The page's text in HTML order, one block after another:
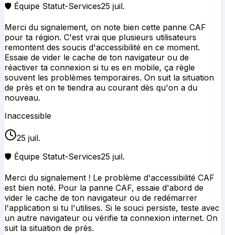
🛡️ Équipe Statut-Services25 juil.
Merci du signalement, on note bien cette panne CAF
pour ta région. C'est vrai que plusieurs utilisateurs
remontent des soucis d'accessibilité en ce moment.
Essaie de vider le cache de ton navigateur ou de
réactiver ta connexion si tu es en mobile, ça règle
souvent les problèmes temporaires. On suit la situation
de près et on te tiendra au courant dès qu'on a du
nouveau.
Inaccessible
25 juil.
🛡️ Équipe Statut-Services25 juil.
Merci du signalement ! Le problème d'accessibilité CAF
est bien noté. Pour la panne CAF, essaie d'abord de
vider le cache de ton navigateur ou de redémarrer
l'application si tu l'utilises. Si le souci persiste, teste avec
un autre navigateur ou vérifie ta connexion internet. On
suit la situation de près.